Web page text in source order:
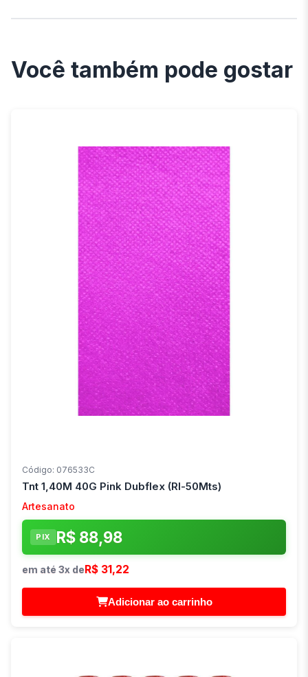
Você também pode gostar
Código: 076533C
Tnt 1,40M 40G Pink Dubflex (Rl-50Mts)
Artesanato
PIX R$ 88,98
em até 3x deR$ 31,22
Adicionar ao carrinho